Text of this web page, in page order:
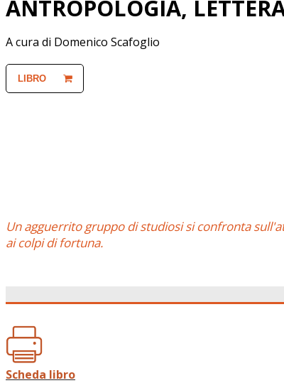
ANTROPOLOGIA,
A cura di Domenico Scafoglio
LIBRO
Un agguerrito gruppo di studiosi si confronta
ai colpi di fortuna.
Scheda libro